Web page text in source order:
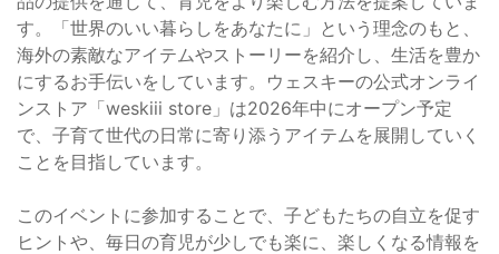
す。「世界のいい暮らしをあなたに」という理念のもと、
海外の素敵なアイテムやストーリーを紹介し、生活を豊か
にするお手伝いをしています。ウェスキーの公式オンライ
ンストア「weskiii store」は2026年中にオープン予定
で、子育て世代の日常に寄り添うアイテムを展開していく
ことを目指しています。
このイベントに参加することで、子どもたちの自立を促す
ヒントや、毎日の育児が少しでも楽に、楽しくなる情報を